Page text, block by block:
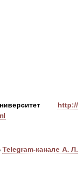
http://
Telegram-канале А. Л.